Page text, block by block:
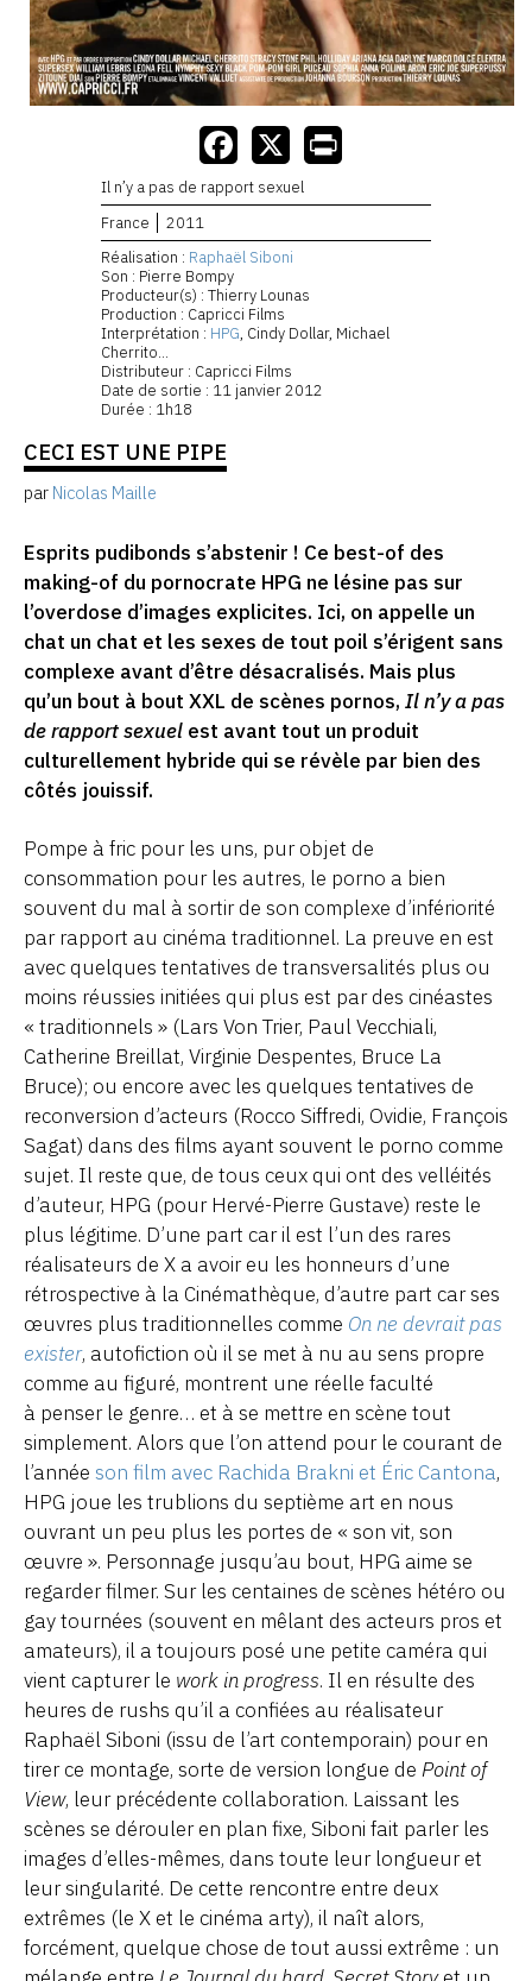
Il n’y a pas de rapport sexuel
France
2011
Réalisation : Raphaël Siboni
Son : Pierre Bompy
Producteur(s) : Thierry Lounas
Production : Capricci Films
Interprétation : HPG, Cindy Dollar, Michael
Cherrito...
Distributeur : Capricci Films
Date de sortie : 11 janvier 2012
Durée : 1h18
CECI EST UNE PIPE
par Nicolas Maille
Esprits pudibonds s’abstenir ! Ce best-of des
making-of du pornocrate HPG ne lésine pas sur
l’overdose d’images explicites. Ici, on appelle un
chat un chat et les sexes de tout poil s’érigent sans
complexe avant d’être désacralisés. Mais plus
qu’un bout à bout XXL de scènes pornos, Il n’y a pas
de rapport sexuel est avant tout un produit
culturellement hybride qui se révèle par bien des
côtés jouissif.
Pompe à fric pour les uns, pur objet de
consommation pour les autres, le porno a bien
souvent du mal à sortir de son complexe d’infériorité
par rapport au cinéma traditionnel. La preuve en est
avec quelques tentatives de transversalités plus ou
moins réussies initiées qui plus est par des cinéastes
« traditionnels » (Lars Von Trier, Paul Vecchiali,
Catherine Breillat, Virginie Despentes, Bruce La
Bruce); ou encore avec les quelques tentatives de
reconversion d’acteurs (Rocco Siffredi, Ovidie, François
Sagat) dans des films ayant souvent le porno comme
sujet. Il reste que, de tous ceux qui ont des velléités
d’auteur, HPG (pour Hervé-Pierre Gustave) reste le
plus légitime. D’une part car il est l’un des rares
réalisateurs de X a avoir eu les honneurs d’une
rétrospective à la Cinémathèque, d’autre part car ses
œuvres plus traditionnelles comme On ne devrait pas
exister, autofiction où il se met à nu au sens propre
comme au figuré, montrent une réelle faculté
à penser le genre… et à se mettre en scène tout
simplement. Alors que l’on attend pour le courant de
l’année son film avec Rachida Brakni et Éric Cantona,
HPG joue les trublions du septième art en nous
ouvrant un peu plus les portes de « son vit, son
œuvre ». Personnage jusqu’au bout, HPG aime se
regarder filmer. Sur les centaines de scènes hétéro ou
gay tournées (souvent en mêlant des acteurs pros et
amateurs), il a toujours posé une petite caméra qui
vient capturer le work in progress. Il en résulte des
heures de rushs qu’il a confiées au réalisateur
Raphaël Siboni (issu de l’art contemporain) pour en
tirer ce montage, sorte de version longue de Point of
View, leur précédente collaboration. Laissant les
scènes se dérouler en plan fixe, Siboni fait parler les
images d’elles-mêmes, dans toute leur longueur et
leur singularité. De cette rencontre entre deux
extrêmes (le X et le cinéma arty), il naît alors,
forcément, quelque chose de tout aussi extrême : un